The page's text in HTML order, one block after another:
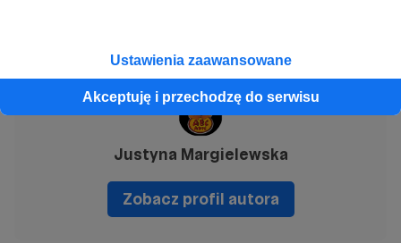
Ustawienia zaawansowane
Akceptuję i przechodzę do serwisu
Justyna Margielewska
Zobacz profil autora